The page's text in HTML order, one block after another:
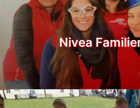
Nivea